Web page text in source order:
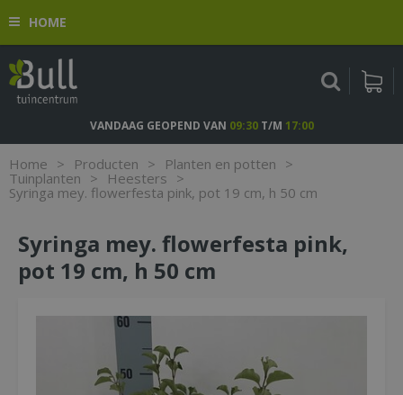
n
o
HOME
Home > Producten > Planten en potten >
Tuinplanten > Heesters >
Syringa mey. flowerfesta pink, pot 19 cm, h 50 cm
VANDAAG GEOPEND VAN 09:30T/M 17:00
Syringa mey. flowerfesta pink,
pot 19 cm, h 50 cm